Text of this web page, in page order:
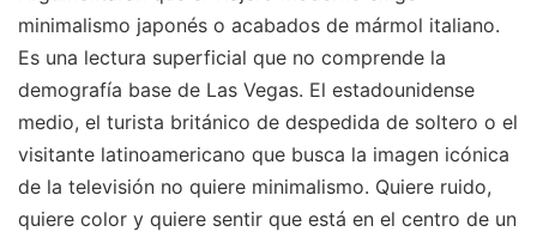
minimalismo japonés o acabados de mármol italiano.
Es una lectura superficial que no comprende la
demografía base de Las Vegas. El estadounidense
medio, el turista británico de despedida de soltero o el
visitante latinoamericano que busca la imagen icónica
de la televisión no quiere minimalismo. Quiere ruido,
quiere color y quiere sentir que está en el centro de un